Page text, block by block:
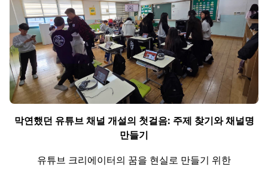
막연했던 유튜브 채널 개설의 첫걸음: 주제 찾기와 채널명
만들기
유튜브 크리에이터의 꿈을 현실로 만들기 위한